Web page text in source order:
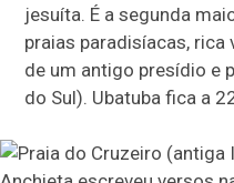
jesuíta. É a segunda
praias paradisíacas, rica
de um antigo presídio e
do Sul). Ubatuba fica a